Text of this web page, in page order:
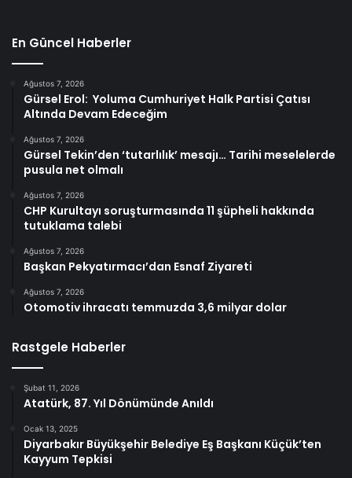
En Güncel Haberler
Ağustos 7, 2026
Gürsel Erol: Yoluma Cumhuriyet Halk Partisi Çatısı
Altında Devam Edeceğim
Ağustos 7, 2026
Gürsel Tekin’den ‘tutarlılık’ mesajı… Tarihi meselelerde
pusula net olmalı
Ağustos 7, 2026
CHP Kurultayı soruşturmasında 11 şüpheli hakkında
tutuklama talebi
Ağustos 7, 2026
Başkan Pekyatırmacı’dan Esnaf Ziyareti
Ağustos 7, 2026
Otomotiv ihracatı temmuzda 3,6 milyar dolar
Rastgele Haberler
Şubat 11, 2026
Atatürk, 87. Yıl Dönümünde Anıldı
Ocak 13, 2025
Diyarbakır Büyükşehir Belediye Eş Başkanı Küçük’ten
Kayyum Tepkisi